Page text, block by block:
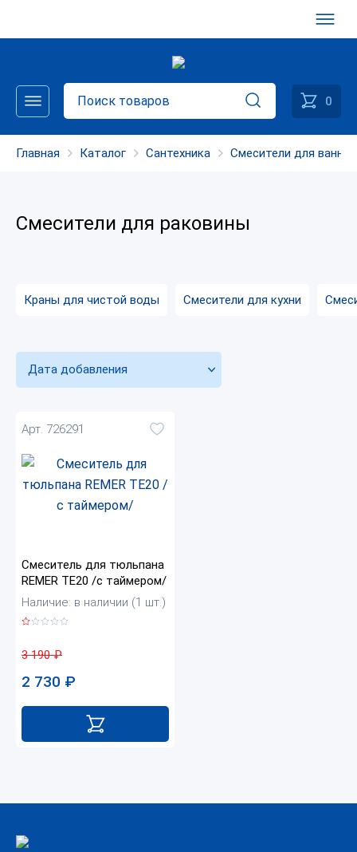
0
Главная Каталог Сантехника Смесители для
Смесители для раковины
Краны для чистой воды Смесители для кухни
Дата добавления
Арт. 726291
Смеситель для тюльпана
REMER TE20 /с таймером/
Наличие: в наличии (1 шт.)
3 190₽
2 730 ₽